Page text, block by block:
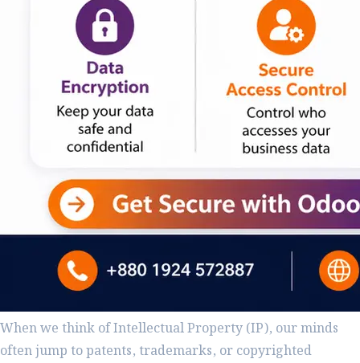
When we think of Intellectual Property (IP), our minds
often jump to patents, trademarks, or copyrighted